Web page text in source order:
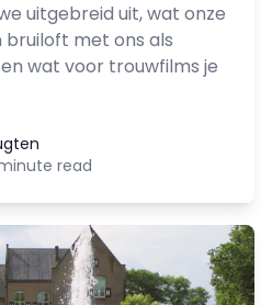
uitgebreid uit, wat onze
bruiloft met ons als
wat voor trouwfilms je
read